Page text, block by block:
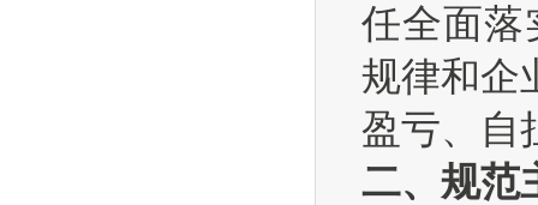
任全面落
规律和企
盈亏、自
二、规范